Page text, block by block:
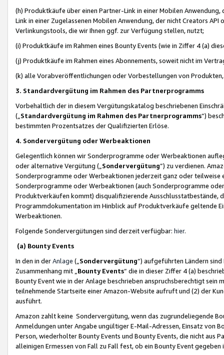
(h) Produktkäufe über einen Partner-Link in einer Mobilen
Link in einer Zugelassenen Mobilen Anwendung, der nicht Creators
Verlinkungstools, die wir Ihnen ggf. zur Verfügung stellen, nutzt;
(i) Produktkäufe im Rahmen eines Bounty Events (wie in Ziffer 4 (a)
(j) Produktkäufe im Rahmen eines Abonnements, soweit nicht im
(k) alle Vorabveröffentlichungen oder Vorbestellungen von
3. Standardvergütung im Rahmen des Partnerprogramms
Vorbehaltlich der in diesem Vergütungskatalog beschriebenen
(„ Standardvergütung im Rahmen des Partnerprogramms“)
bestimmten Prozentsatzes der Qualifizierten Erlöse.
4. Sondervergütung oder Werbeaktionen
Gelegentlich können wir Sonderprogramme oder Werbeaktionen
oder alternative Vergütung („ Sondervergütung”) zu verdienen.
Sonderprogramme oder Werbeaktionen jederzeit ganz oder
Sonderprogramme oder Werbeaktionen (auch Sonderprogramme
Produktverkäufen kommt) disqualifizierende Ausschlusstatbestände,
Programmdokumentation im Hinblick auf Produktverkäufe geltende
Werbeaktionen.
Folgende Sondervergütungen sind derzeit verfügbar: hier.
(a) Bounty Events
In den in derAnlage („ Sondervergütung“) aufgeführten Ländern
Zusammenhang mit „ Bounty Events“ die in dieser Ziffer 4 (a)
Bounty Event wie in der Anlage beschrieben anspruchsberechtigt sein
teilnehmende Startseite einer Amazon-Website aufruft und (2) der
ausführt.
Amazon zahlt keine Sondervergütung, wenn das zugrundeliegende
Anmeldungen unter Angabe ungültiger E-Mail-Adressen, Einsatz von
Person, wiederholter Bounty Events und Bounty Events, die nicht
alleinigen Ermessen von Fall zu Fall fest, ob ein Bounty Event